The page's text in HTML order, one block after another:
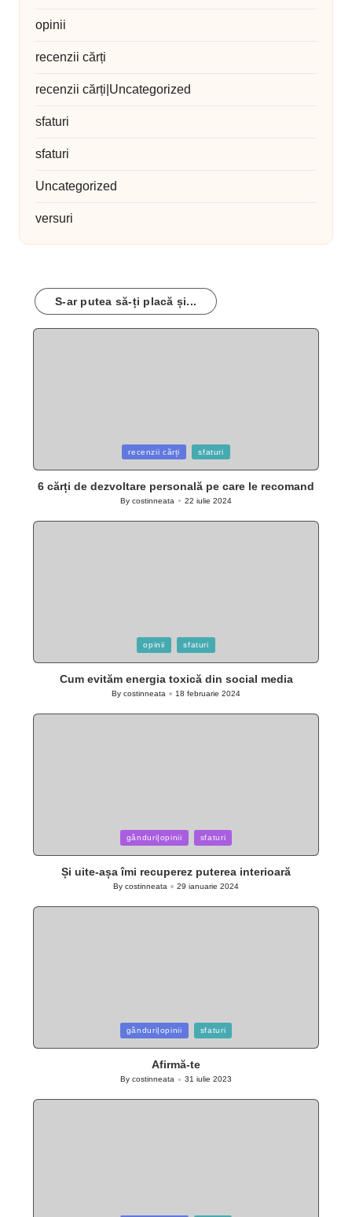
opinii
recenzii cărți
recenzii cărți|Uncategorized
sfaturi
sfaturi
Uncategorized
versuri
S-ar putea să-ți placă și...
in
recenzii cărți sfaturi
6 cărți de dezvoltare personală pe care le recomand
Posted
Bycostinneata 22 iulie 2024
in
opinii sfaturi
Cum evităm energia toxică din social media
Posted
By costinneata 18 februarie 2024
in
gânduri|opinii sfaturi
Și uite-așa îmi recuperez puterea interioară
Posted
By costinneata 29 ianuarie 2024
in
gânduri|opinii sfaturi
Afirmă-te
Posted
Bycostinneata 31 iulie 2023